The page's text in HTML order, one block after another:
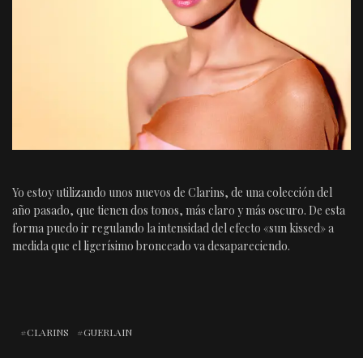
Yo estoy utilizando unos nuevos de Clarins, de una colección del
año pasado, que tienen dos tonos, más claro y más oscuro. De esta
forma puedo ir regulando la intensidad del efecto «sun kissed» a
medida que el ligerísimo bronceado va desapareciendo.
CLARINS GUERLAIN